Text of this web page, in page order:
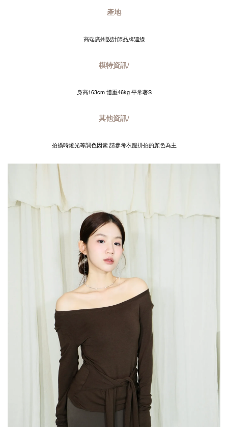
產地
高端廣州設計師品牌連線
模特資訊/
身高163cm 體重46kg 平常著S
其他資訊/
拍攝時燈光等調色因素 請參考衣服掛拍的顏色為主